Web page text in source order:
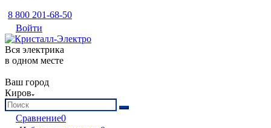
8 800 201-68-50
Войти
Вся электрика
в одном месте
Ваш город
Киров
Сравнение0